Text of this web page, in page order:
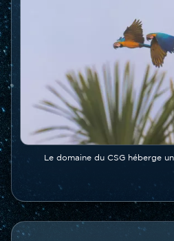
Légende
Le domaine du CSG héberge